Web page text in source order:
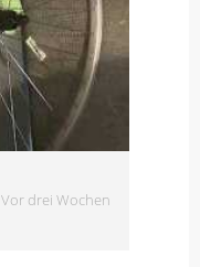
Vor drei Wochen